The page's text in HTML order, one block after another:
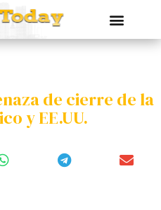
de cierre de la
y EE.UU.